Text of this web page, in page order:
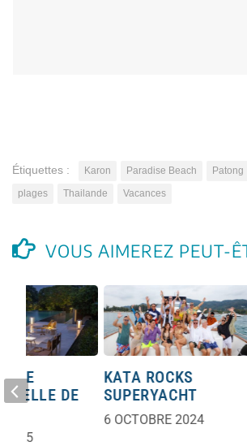
Étiquettes : Karon Paradise Beach Patong
plages
Thailande Vacances
VOUS AIMEREZ PEUT-
KATA ROCKS
SUPERYACHT
6 OCTOBRE 2024
DE
2025